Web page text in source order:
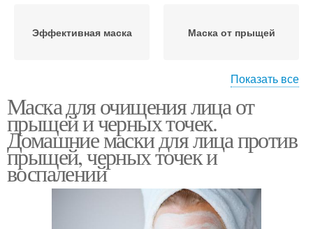
Эффективная маска Маска от прыщей
Маска от черных точек Маска для очистки
Показать все
Маска для очищения лица от
прыщей и черных точек.
Домашние маски для лица против
прыщей, черных точек и
воспалений